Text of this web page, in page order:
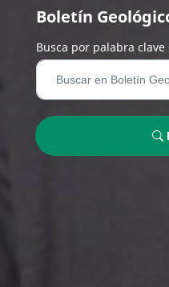
Boletín
Busca por palabra